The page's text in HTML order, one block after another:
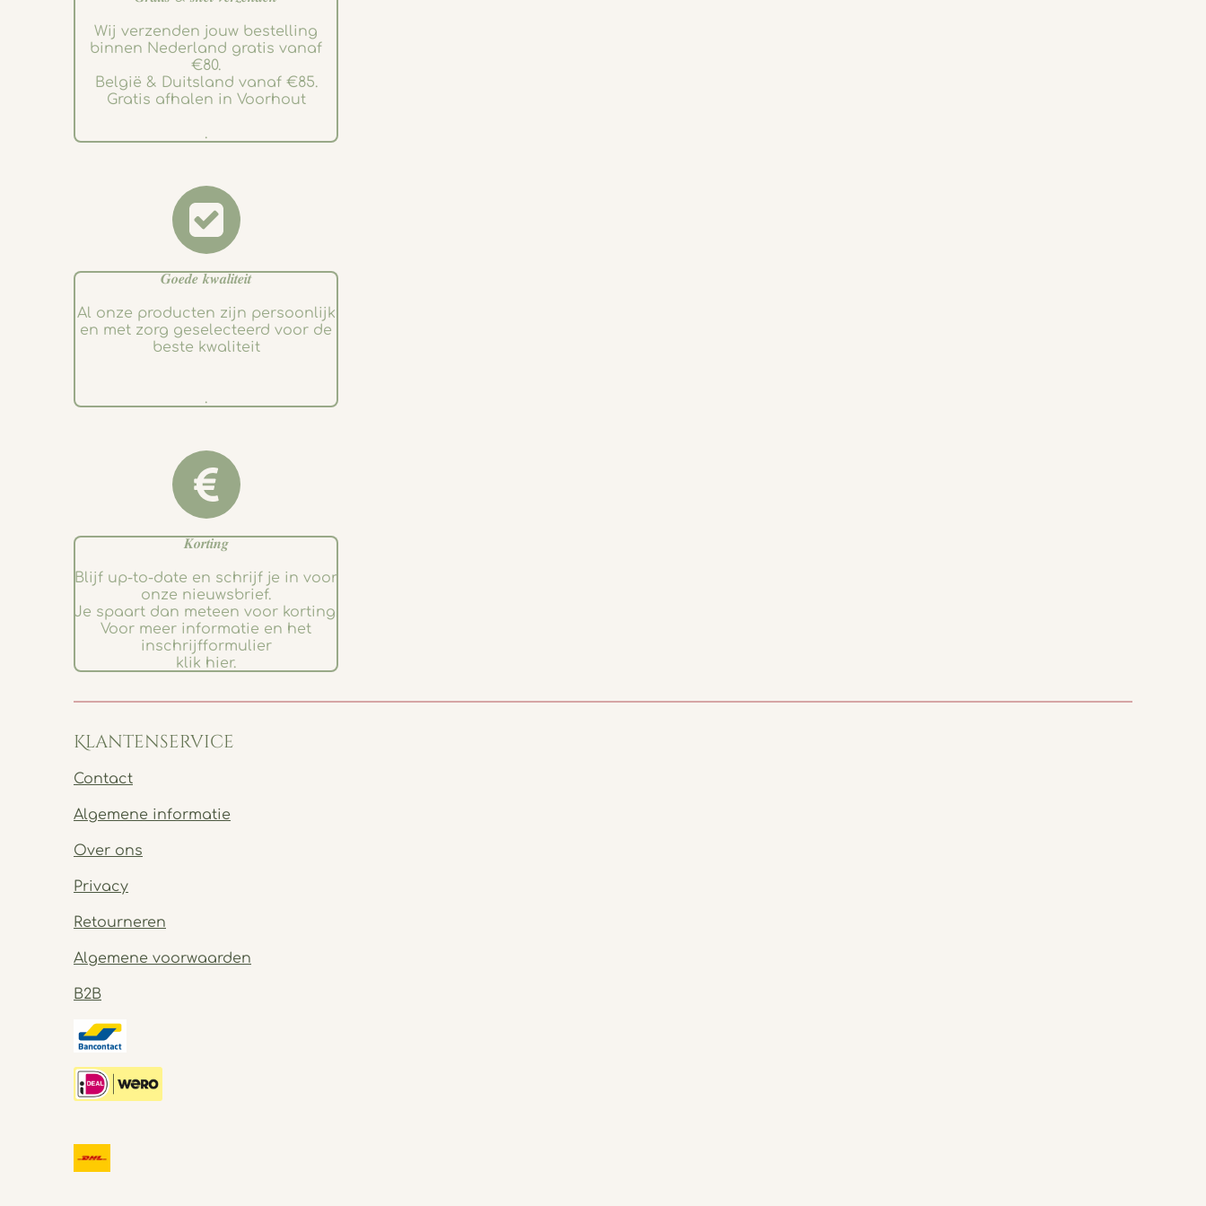
Wij verzenden jouw bestelling
binnen Nederland gratis vanaf
€80.
België & Duitsland vanaf €85.
Gratis afhalen in Voorhout
.
𝑮𝒐𝒆𝒅𝒆 𝒌𝒘𝒂𝒍𝒊𝒕𝒆𝒊𝒕
Al onze producten zijn persoonlijk
en met zorg geselecteerd voor de
beste kwaliteit
.
𝑲𝒐𝒓𝒕𝒊𝒏𝒈
Blijf up-to-date en schrijf je in voor
onze nieuwsbrief.
Je spaart dan meteen voor korting.
Voor meer informatie en het
inschrijfformulier
klik hier.
Klantenservice
Contact
Algemene informatie
Over ons
Privacy
Retourneren
Algemene voorwaarden
B2B